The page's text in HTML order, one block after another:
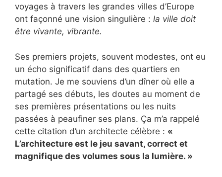
voyages à travers les grandes villes d’Europe
ont façonné une vision singulière : la ville doit
être vivante, vibrante.
Ses premiers projets, souvent modestes, ont eu
un écho significatif dans des quartiers en
mutation. Je me souviens d’un dîner où elle a
partagé ses débuts, les doutes au moment de
ses premières présentations ou les nuits
passées à peaufiner ses plans. Ça m’a rappelé
cette citation d’un architecte célèbre : «
L’architecture est le jeu savant, correct et
magnifique des volumes sous la lumière. »